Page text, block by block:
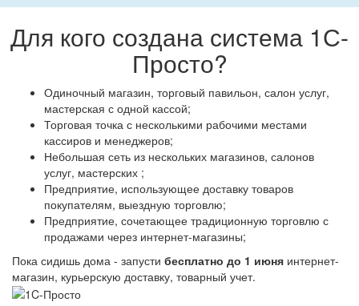
Для кого создана система 1С-
Просто?
Одиночный магазин, торговый павильон, салон услуг,
мастерская с одной кассой;
Торговая точка с несколькими рабочими местами
кассиров и менеджеров;
Небольшая сеть из нескольких магазинов, салонов
услуг, мастерских ;
Предприятие, использующее доставку товаров
покупателям, выездную торговлю;
Предприятие, сочетающее традиционную торговлю с
продажами через интернет-магазины;
Пока сидишь дома - запусти бесплатно до 1 июня интернет-
магазин, курьерскую доставку, товарный учет.